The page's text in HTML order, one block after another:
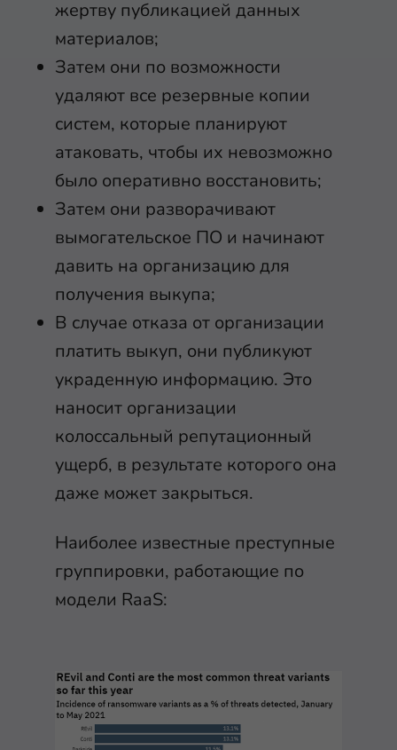
жертву публикацией данных
материалов;
Затем они по возможности
удаляют все резервные копии
систем, которые планируют
атаковать, чтобы их невозможно
было оперативно восстановить;
Затем они разворачивают
вымогательское ПО и начинают
давить на организацию для
получения выкупа;
В случае отказа от организации
платить выкуп, они публикуют
украденную информацию. Это
наносит организации
колоссальный репутационный
ущерб, в результате которого она
даже может закрыться.
Наиболее известные преступные
группировки, работающие по
модели RaaS: